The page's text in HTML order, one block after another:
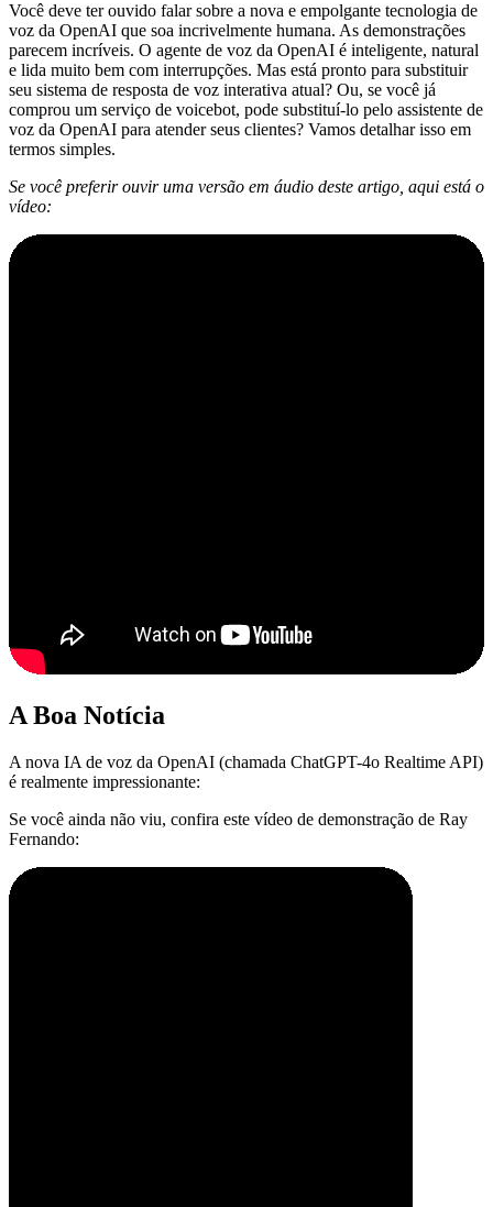
Você deve ter ouvido falar sobre a nova e empolgante tecnologia de
voz da OpenAI que soa incrivelmente humana. As demonstrações
parecem incríveis. O agente de voz da OpenAI é inteligente, natural
e lida muito bem com interrupções. Mas está pronto para substituir
seu sistema de resposta de voz interativa atual? Ou, se você já
comprou um serviço de voicebot, pode substituí-lo pelo assistente de
voz da OpenAI para atender seus clientes? Vamos detalhar isso em
termos simples.
Se você preferir ouvir uma versão em áudio deste artigo, aqui está o
vídeo:
A Boa Notícia
A nova IA de voz da OpenAI (chamada ChatGPT-4o Realtime API)
é realmente impressionante:
Se você ainda não viu, confira este vídeo de demonstração de Ray
Fernando: